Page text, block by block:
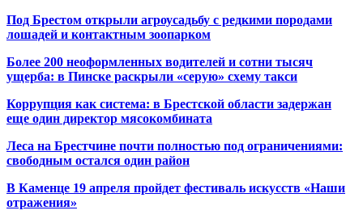
Под Брестом открыли агроусадьбу с редкими породами
лошадей и контактным зоопарком
Более 200 неоформленных водителей и сотни тысяч
ущерба: в Пинске раскрыли «серую» схему такси
Коррупция как система: в Брестской области задержан
еще один директор мясокомбината
Леса на Брестчине почти полностью под ограничениями:
свободным остался один район
В Каменце 19 апреля пройдет фестиваль искусств «Наши
отражения»